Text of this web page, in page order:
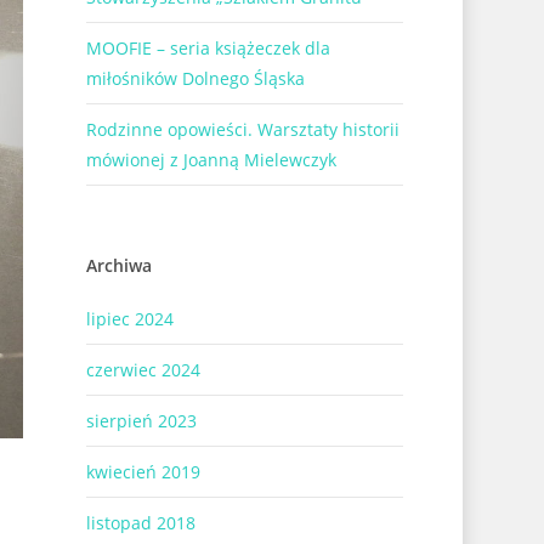
MOOFIE – seria książeczek dla
miłośników Dolnego Śląska
Rodzinne opowieści. Warsztaty historii
mówionej z Joanną Mielewczyk
Archiwa
lipiec 2024
czerwiec 2024
sierpień 2023
kwiecień 2019
listopad 2018